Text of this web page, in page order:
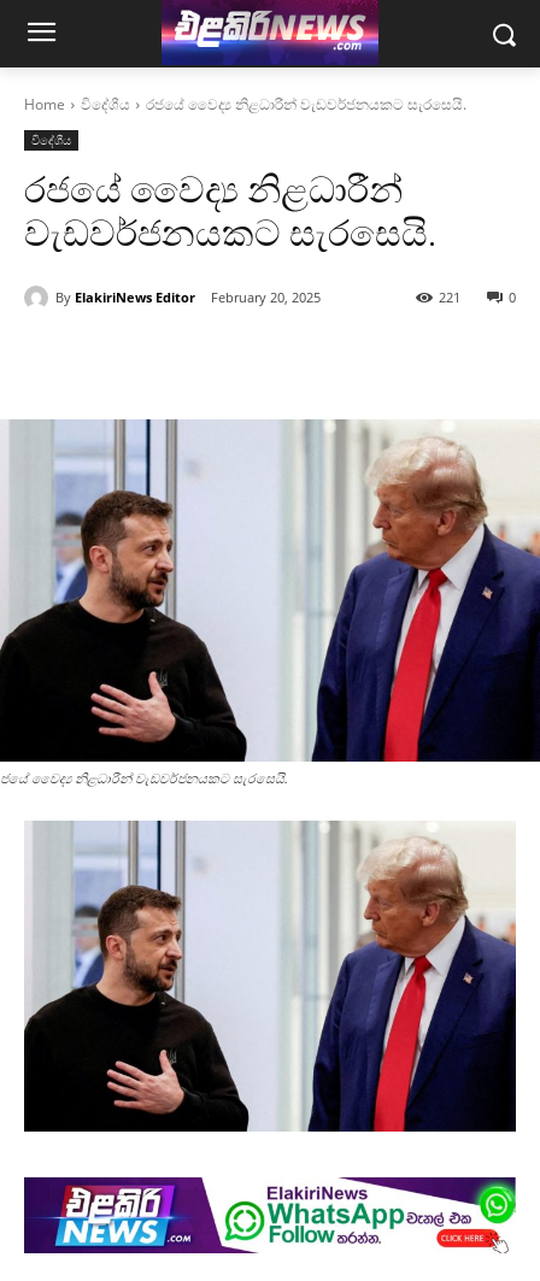
Home විදේශීය රජයේ වෛද්‍ය නිළධාරීන් වැඩවර්ජනයකට සැරසෙයි.
විදේශීය
රජයේ වෛද්‍ය නිළධාරීන්
වැඩවර්ජනයකට සැරසෙයි.
By ElakiriNews Editor February 20, 2025 0
221
ජයේ වෛද්‍ය නිළධාරීන් වැඩවර්ජනයකට සැරසෙයි.